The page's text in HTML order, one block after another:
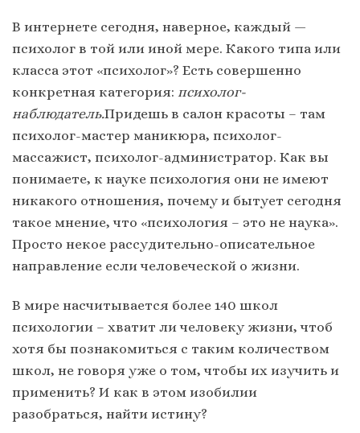
В интернете сегодня, наверное, каждый —
психолог в той или иной мере. Какого типа или
класса этот «психолог»? Есть совершенно
конкретная категория: психолог-
наблюдатель.Придешь в салон красоты – там
психолог-мастер маникюра, психолог-
массажист, психолог-администратор. Как вы
понимаете, к науке психология они не имеют
никакого отношения, почему и бытует сегодня
такое мнение, что «психология – это не наука».
Просто некое рассудительно-описательное
направление если человеческой о жизни.
В мире насчитывается более 140 школ
психологии – хватит ли человеку жизни, чтоб
хотя бы познакомиться с таким количеством
школ, не говоря уже о том, чтобы их изучить и
применить? И как в этом изобилии
разобраться, найти истину?